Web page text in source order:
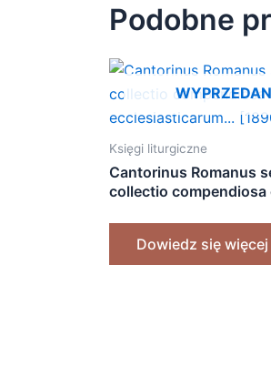
Podobne
Księgi liturgiczne
Cantorinus Romanus
collectio
Dowiedz się więcej